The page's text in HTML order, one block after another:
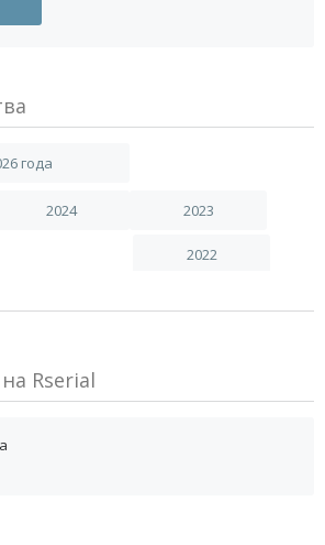
года
2024 2023
2022
Rserial